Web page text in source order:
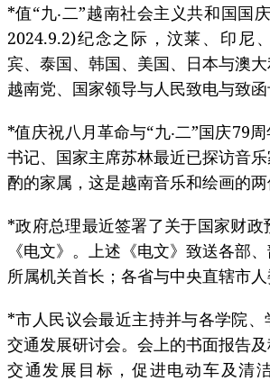
*值“九‧二”越南社会主义共和国国
2024.9.2)纪念之际，汶莱、印尼
宾、泰国、韩国、美国、日本与澳
越南党、国家领导与人民致电与致函
*值庆祝八月革命与“九‧二”国庆79
书记、国家主席苏林最近已探访音
酌的家属，这是越南音乐和绘画的两
*政府总理最近签署了关于国家财政
《电文》。上述《电文》致送各部
所属机关首长；各省与中央直辖市人
*市人民议会最近主持并与各学院
交通发展研讨会。会上的书面报告
交通发展目标，促进电动车及清